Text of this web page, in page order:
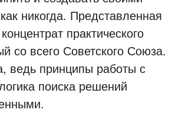
никогда. Представленная
практического
со всего Советского Союза.
ведь принципы работы с
поиска решений